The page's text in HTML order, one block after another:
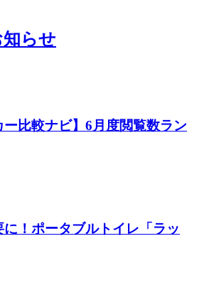
らせ
ー比較ナビ】6月度閲覧数ラン
！ポータブルトイレ「ラッ